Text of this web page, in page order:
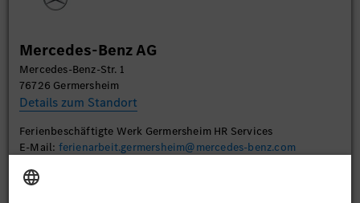
Mercedes-Benz AG
Mercedes-Benz-Str. 1
76726 Germersheim
Details zum Standort
Ferienbeschäftigte Werk Germersheim HR Services
E-Mail: ferienarbeit.germersheim@mercedes-benz.com